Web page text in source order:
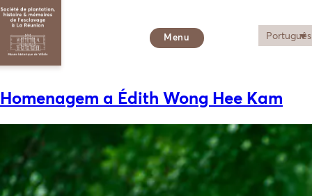
Menu Português
Categoria: Sem categoria
Posted
2 Junho 2026
Homenagem a Édith Wong Hee Kam